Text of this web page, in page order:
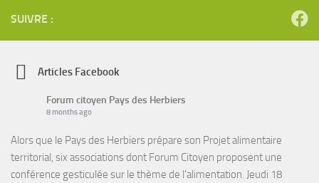
SUIVRE :
Articles Facebook
Forum citoyen Pays des Herbiers
8 months ago
Alors que le Pays des Herbiers prépare son Projet alimentaire
territorial, six associations dont Forum Citoyen proposent une
conférence gesticulée sur le thème de l'alimentation. Jeudi 18